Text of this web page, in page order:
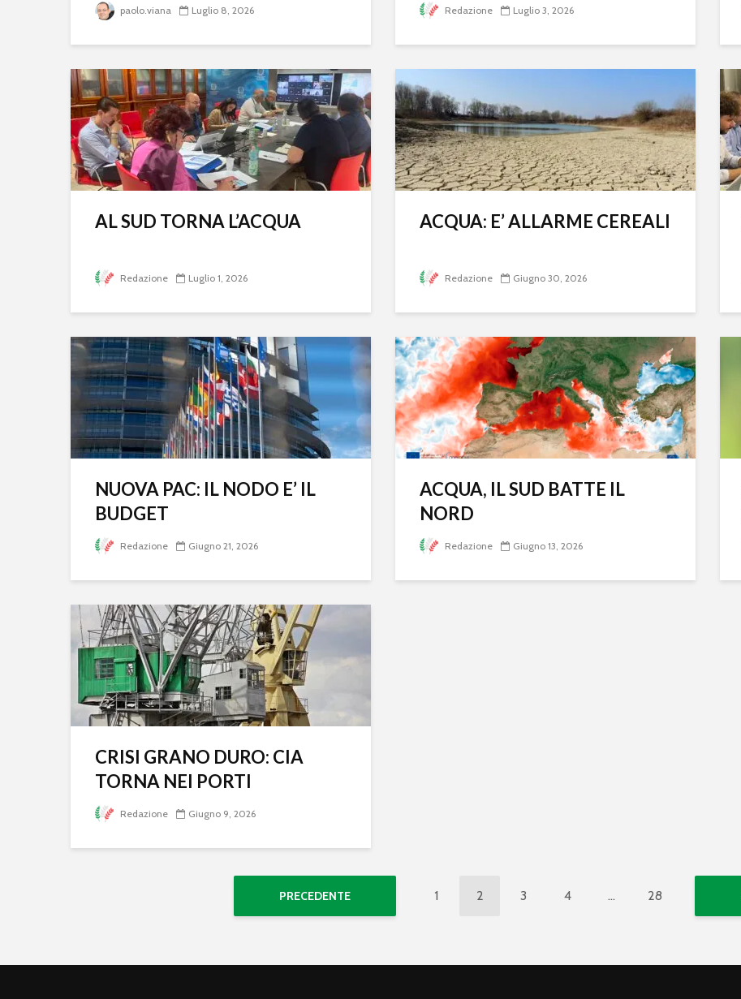
paolo.viana Luglio 8, 2026 Redazione Luglio 3, 2026
AL SUD TORNA L’ACQUA
Redazione Luglio 1, 2026
ACQUA: E’ ALLARME CEREALI
Redazione Giugno 30, 2026
NUOVA PAC: IL NODO E’ IL
BUDGET
Redazione Giugno 21, 2026
ACQUA, IL SUD BATTE IL
NORD
Redazione Giugno 13, 2026
CRISI GRANO DURO: CIA
TORNA NEI PORTI
Redazione Giugno 9, 2026
PRECEDENTE 1 2 3 4 … 28